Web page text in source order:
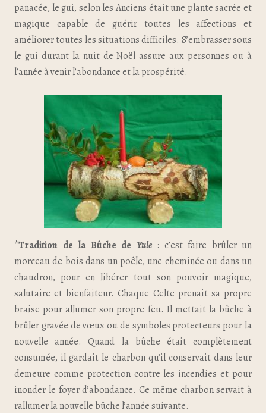
panacée, le gui, selon les Anciens était une plante sacrée et
magique capable de guérir toutes les affections et
améliorer toutes les situations difficiles. S’embrasser sous
le gui durant la nuit de Noël assure aux personnes ou à
l’année à venir l’abondance et la prospérité.
*Tradition de la Bûche de Yule : c’est faire brûler un
morceau de bois dans un poêle, une cheminée ou dans un
chaudron, pour en libérer tout son pouvoir magique,
salutaire et bienfaiteur. Chaque Celte prenait sa propre
braise pour allumer son propre feu. Il mettait la bûche à
brûler gravée de vœux ou de symboles protecteurs pour la
nouvelle année. Quand la bûche était complètement
consumée, il gardait le charbon qu’il conservait dans leur
demeure comme protection contre les incendies et pour
inonder le foyer d’abondance. Ce même charbon servait à
rallumer la nouvelle bûche l’année suivante.